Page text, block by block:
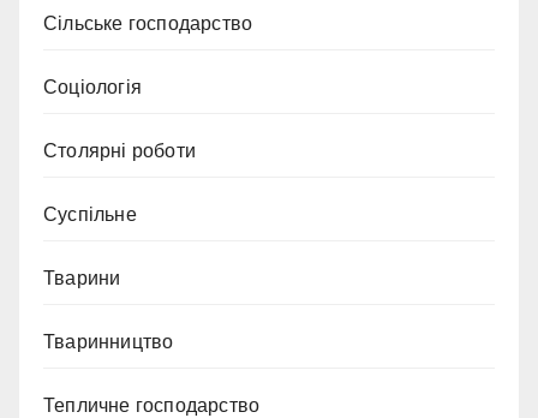
Сільське господарство
Соціологія
Столярні роботи
Суспільне
Тварини
Тваринництво
Тепличне господарство